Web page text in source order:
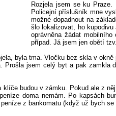
Rozjela jsem se ku
Policejní příslušník mne
možné dopadnout na
šlo lokalizovat, ho
oprávněna žádat
případ. Já jsem jen obětí
byla tma. Vločku bez skla v
Prošla jsem celý byt a pak
budou v zámku. Pokud ale z
doma nemám. Po kapsách
z bankomatu (když už bych